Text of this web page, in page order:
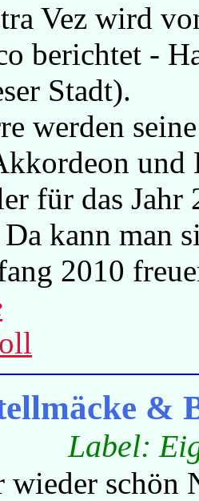
Vez wird
berichtet -
Stadt).
werden
und
für das
Da kann man
2010
&
Label:
wieder schön